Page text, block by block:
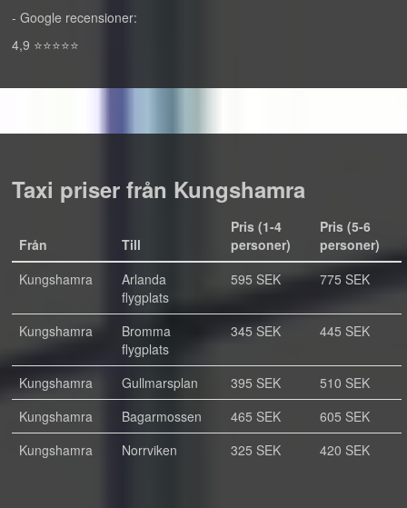
- Google recensioner:
4,9 ⭐⭐⭐⭐⭐
Taxi priser från Kungshamra
Från Till
Pris (1-4
personer)
Pris (5-6
personer)
Kungshamra
Arlanda
flygplats
595 SEK 775 SEK
Kungshamra
Bromma
flygplats
345 SEK 445 SEK
Kungshamra Gullmarsplan 395 SEK
510 SEK
Kungshamra
Bagarmossen 465 SEK
605 SEK
Kungshamra
Norrviken 325 SEK 420 SEK